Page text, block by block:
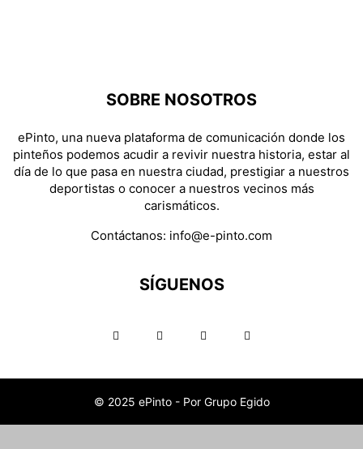
SOBRE NOSOTROS
ePinto, una nueva plataforma de comunicación donde los
pinteños podemos acudir a revivir nuestra historia, estar al
día de lo que pasa en nuestra ciudad, prestigiar a nuestros
deportistas o conocer a nuestros vecinos más
carismáticos.
Contáctanos: info@e-pinto.com
SÍGUENOS
© 2025 ePinto - Por Grupo Egido